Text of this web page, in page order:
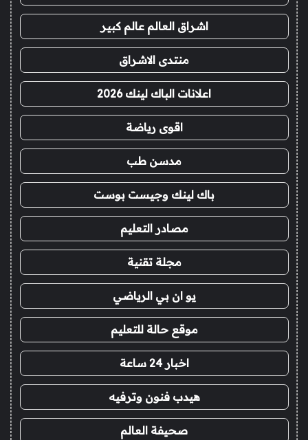
اشراق العالم عالم كبير
منتدى الاشراق
اعلانات الباك لينك 2026
اقوى رياضة
مدسن طب
باك لينك وجيست بوست
مصادر التعليم
مجلة تقنية
يو ان بي الرياضي
موقع حالة للتعليم
اخبار 24 ساعة
هيدب فنون وترفيه
صحيفة العالم